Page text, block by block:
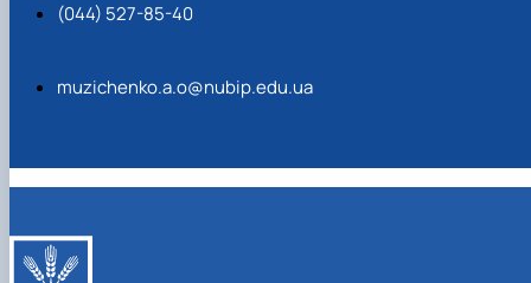
(044) 527-85-40
muzichenko.a.o@nubip.edu.ua